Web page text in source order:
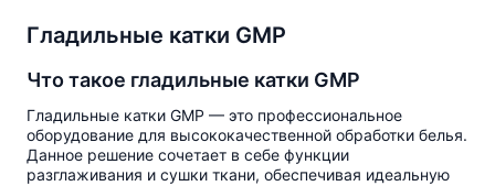
Гладильные катки GMP
Что такое гладильные катки GMP
Гладильные катки GMP — это профессиональное
оборудован​ие для высококачественной обработки белья.
Данное решение сочетает в себе функции
разглаживания и сушки ткани, обеспечивая идеальную